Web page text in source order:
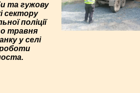
та гужову
сектору
поліції
травня
у селі
роботи